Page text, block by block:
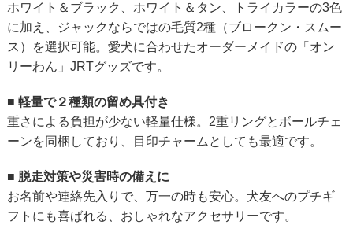
ホワイト＆ブラック、ホワイト＆タン、トライカラーの3色
に加え、ジャックならではの毛質2種（ブロークン・スムー
ス）を選択可能。愛犬に合わせたオーダーメイドの「オン
リーわん」JRTグッズです。
■ 軽量で２種類の留め具付き
重さによる負担が少ない軽量仕様。2重リングとボールチェ
ーンを同梱しており、目印チャームとしても最適です。
■ 脱走対策や災害時の備えに
お名前や連絡先入りで、万一の時も安心。犬友へのプチギ
フトにも喜ばれる、おしゃれなアクセサリーです。